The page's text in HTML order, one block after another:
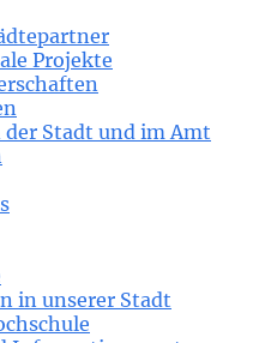
Projekte
Stadt und im Amt
in unserer Stadt